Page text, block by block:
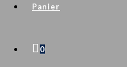
Panier
0